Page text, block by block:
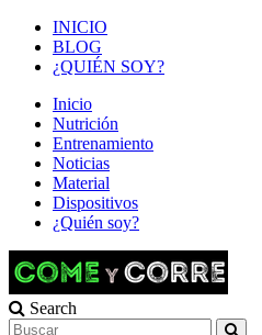
INICIO
BLOG
¿QUIÉN SOY?
Inicio
Nutrición
Entrenamiento
Noticias
Material
Dispositivos
¿Quién soy?
Search